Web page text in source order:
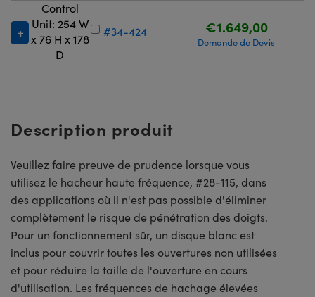
Control
Unit: 254 W
x 76 H x 178
D
#34-424 €1.649,00
Demande de Devis
Description produit
Veuillez faire preuve de prudence lorsque vous
utilisez le hacheur haute fréquence, #28-115, dans
des applications où il n'est pas possible d'éliminer
complètement le risque de pénétration des doigts.
Pour un fonctionnement sûr, un disque blanc est
inclus pour couvrir toutes les ouvertures non utilisées
et pour réduire la taille de l'ouverture en cours
d'utilisation. Les fréquences de hachage élevées